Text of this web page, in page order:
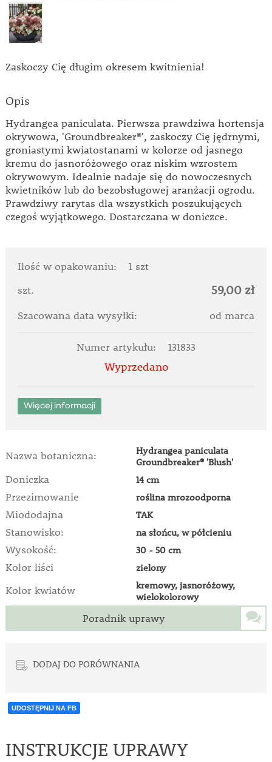
Zaskoczy Cię długim okresem kwitnienia!
Opis
Hydrangea paniculata. Pierwsza prawdziwa hortensja
okrywowa, 'Groundbreaker®', zaskoczy Cię jędrnymi,
groniastymi kwiatostanami w kolorze od jasnego
kremu do jasnoróżowego oraz niskim wzrostem
okrywowym. Idealnie nadaje się do nowoczesnych
kwietników lub do bezobsługowej aranżacji ogrodu.
Prawdziwy rarytas dla wszystkich poszukujących
czegoś wyjątkowego. Dostarczana w doniczce.
Ilość w opakowaniu:
1 szt
szt.
59,00 zł
Szacowana data wysyłki: od marca
Numer artykułu: 131833
Wyprzedano
Więcej informacji
Nazwa botaniczna:
Hydrangea paniculata
Groundbreaker® 'Blush'
Doniczka 14 cm
Przezimowanie roślina mrozoodporna
Miododajna TAK
Stanowisko: na słońcu, w półcieniu
Wysokość: 30 - 50 cm
Kolor liści zielony
Kolor kwiatów
kremowy, jasnoróżowy,
wielokolorowy
Poradnik uprawy
DODAJ DO PORÓWNANIA
UDOSTĘPNIJ NA FB
INSTRUKCJE UPRAWY